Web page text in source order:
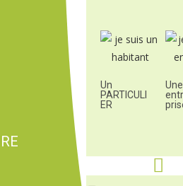
Un
PARTICULI
ER
Une